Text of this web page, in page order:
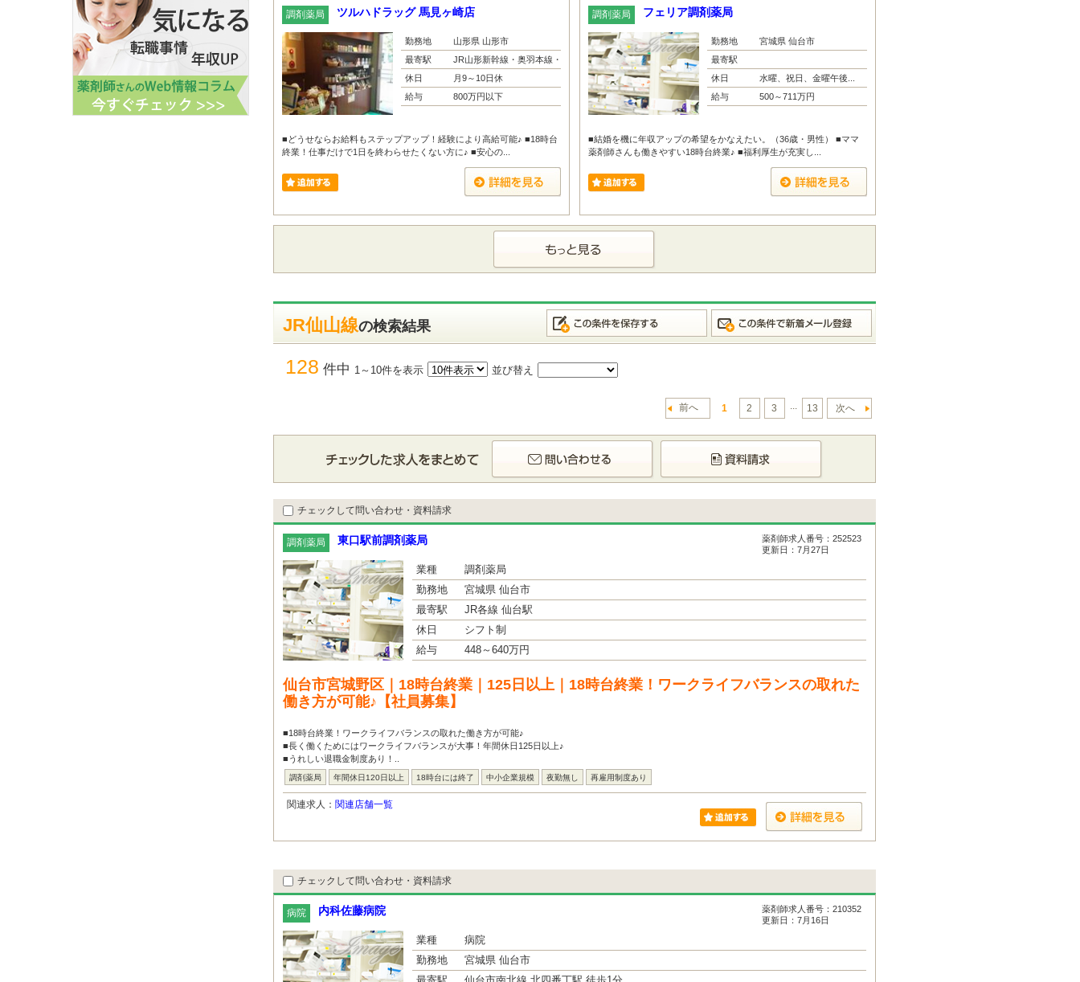
調剤薬局 ツルハドラッグ 馬見ヶ崎店
勤務地
山形県 山形市
最寄駅
JR山形新幹線・奥羽本線・仙...
休日
月9～10日休
給与
800万円以下
■どうせならお給料もステップアップ！経験により高給可能♪ ■18時台
終業！仕事だけで1日を終わらせたくない方に♪ ■安心の...
調剤薬局 フェリア調剤薬局
勤務地
宮城県 仙台市
最寄駅
休日
水曜、祝日、金曜午後...
給与
500～711万円
■結婚を機に年収アップの希望をかなえたい。（36歳・男性） ■ママ
薬剤師さんも働きやすい18時台終業♪ ■福利厚生が充実し...
JR仙山線の検索結果
128 件中 1～10件を表示 並び替え
前へ 1 2 3 ... 13 次へ
チェックして問い合わせ・資料請求
調剤薬局 東口駅前調剤薬局
薬剤師求人番号：252523
更新日：7月27日
業種
調剤薬局
勤務地
宮城県 仙台市
最寄駅
JR各線 仙台駅
休日
シフト制
給与
448～640万円
仙台市宮城野区｜18時台終業｜125日以上｜18時台終業！ワークライフバランスの取れた
働き方が可能♪【社員募集】
■18時台終業！ワークライフバランスの取れた働き方が可能♪
■長く働くためにはワークライフバランスが大事！年間休日125日以上♪
■うれしい退職金制度あり！..
調剤薬局 年間休日120日以上 18時台には終了 中小企業規模 夜勤無し 再雇用制度あり
関連求人： 関連店舗一覧
チェックして問い合わせ・資料請求
病院 内科佐藤病院
薬剤師求人番号：210352
更新日：7月16日
業種
病院
勤務地
宮城県 仙台市